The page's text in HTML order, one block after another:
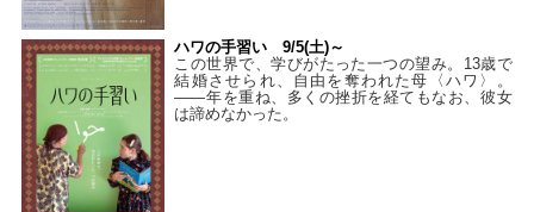
ハワの手習い 9/5(土)～
この世界で、学びがたった一つの望み。13歳で
結婚させられ、自由を奪われた母〈ハワ〉。
——年を重ね、多くの挫折を経てもなお、彼女
は諦めなかった。